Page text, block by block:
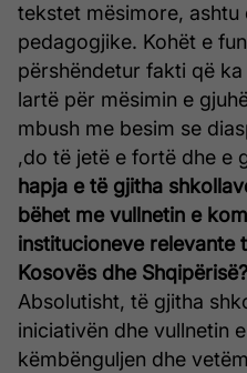
tekstet mësimore, ashtu
pedagogjike. Kohët e
përshëndetur fakti që
lartë për mësimin e
mbush me besim se
,do të jetë e fortë dhe e
hapja e të gjitha
bëhet me vullnetin e
institucioneve relevante
Kosovës dhe Shqipërisë?
Absolutisht, të gjitha
iniciativën dhe vullnetin
këmbënguljen dhe